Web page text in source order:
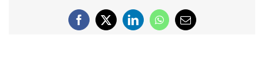
Facebook
X LinkedInWhatsApp
Email